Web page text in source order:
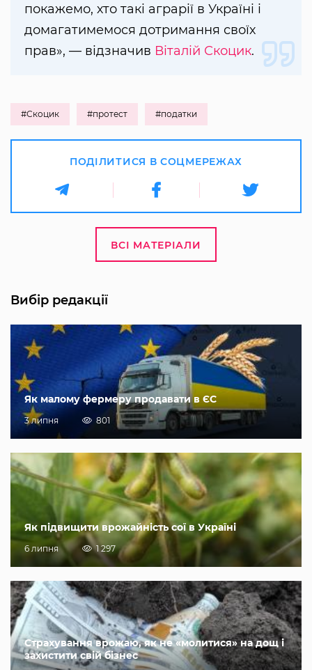
покажемо, хто такі аграрії в Україні і
домагатимемося дотримання своїх
прав», — відзначив Віталій Скоцик.
#Скоцик #протест #податки
ПОДІЛИТИСЯ В СОЦМЕРЕЖАХ
ВСІ МАТЕРІАЛИ
Вибір редакції
Як малому фермеру продавати в ЄС
3 липня 801
Як підвищити врожайність сої в Україні
6 липня 1 297
Страхування врожаю, як не «молитися» на дощ і
захистити свій бізнес